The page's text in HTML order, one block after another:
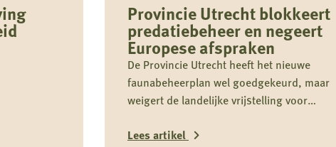
Provincie Utrecht blokkeert
predatiebeheer en negeert
Europese afspraken
De Provincie Utrecht heeft het nieuwe
faunabeheerplan wel goedgekeurd, maar
weigert de landelijke vrijstelling voor
kan predatiebeheer niet worden uitgevoerd,
Lees artikel